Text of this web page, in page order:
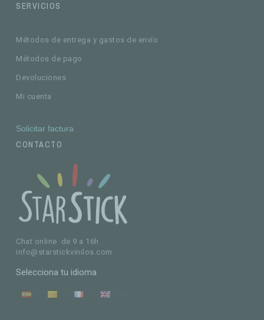
SERVICIOS
Métodos de entrega y gastos de envío
Métodos de pago
Devoluciones
Mi cuenta
Solicitar factura
CONTACTO
Chat online de 9 a 16h
info@starstickvinilos.com
Selecciona tu idioma
ES CA FR